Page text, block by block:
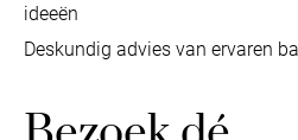
ideeën
Deskundig advies van ervaren